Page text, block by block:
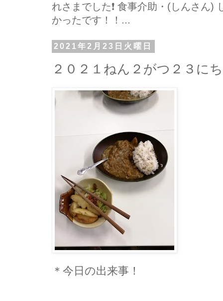
れさまでした❗ 食事介助・(しんさん)
かったです！！...
2021年2月23日火曜日
２０２１ねん２がつ２３に
＊今日の出来事！